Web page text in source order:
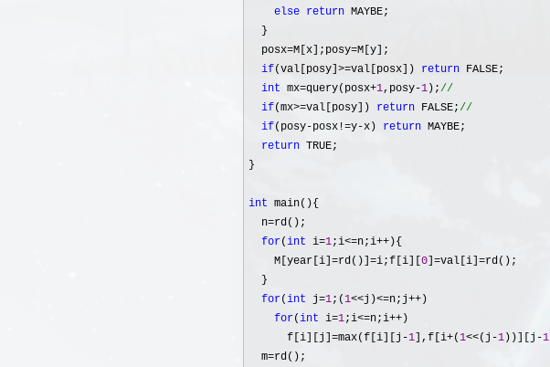
else return MAYBE;
  }
  posx
=M[x];posy=M[y];
if(val[posy]>=val[posx]) return FALSE;
int mx=query(posx+1,posy-1 );
if(mx>=val[posy]) return FALSE;
if(posy-posx!=y-x) return MAYBE;
return TRUE;
}
int main(){
  n
=rd();
for(int i=1;i<=n;i++ ){
    M[year[i]
=rd()]=i;f[i][ 0 ]=val[i]=rd();
  }
for(int j=1;(1<<j)<=n;j++ )
for(int i=1;i<=n;i++ )
      f[i][j]
=max(f[i][j-1 ],f[i+(1<<(j-1 ))][j-1
  m
=rd();